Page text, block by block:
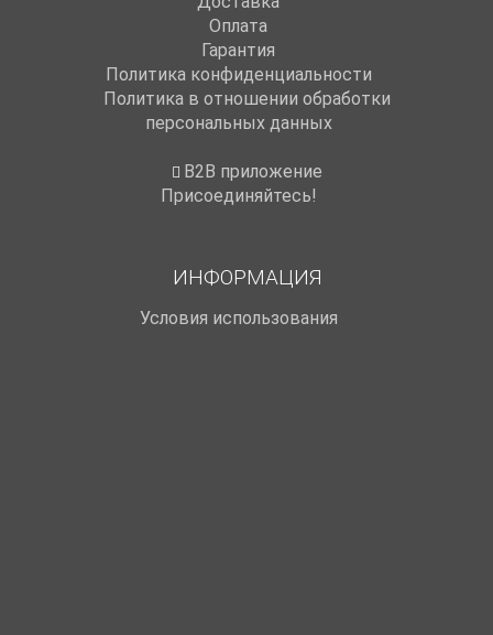
Оплата
Гарантия
Политика конфиденциальности
Политика в отношении обработки
персональных данных
B2B приложение
Присоединяйтесь!
ИНФОРМАЦИЯ
Условия использования